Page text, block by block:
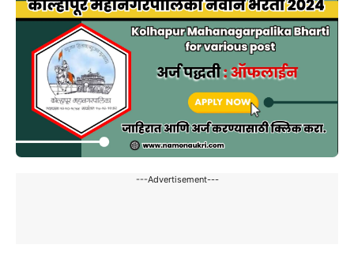
---Advertisement---